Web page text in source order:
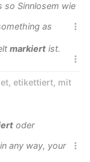
so Sinnlosem wie

as
markiert ist.

, etikettiert, mit
oder

in any way, your